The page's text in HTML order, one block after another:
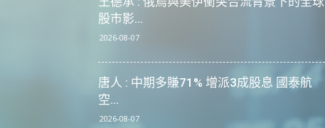
股市影...
2026-08-07
唐人 : 中期多賺71% 增派3成股息 國泰航
空...
2026-08-07